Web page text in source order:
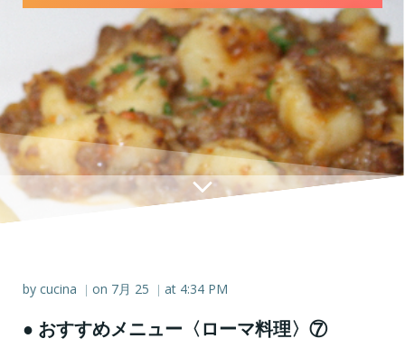
by cucina | on 7月 25 | at 4:34 PM
● おすすめメニュー〈ローマ料理〉⑦